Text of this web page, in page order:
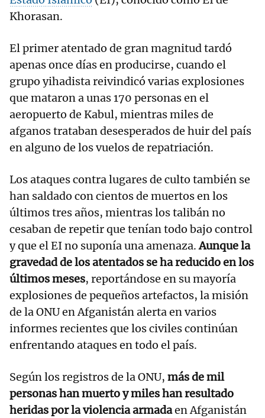
Khorasan.
El primer atentado de gran magnitud tardó
apenas once días en producirse, cuando el
grupo yihadista reivindicó varias explosiones
que mataron a unas 170 personas en el
aeropuerto de Kabul, mientras miles de
afganos trataban desesperados de huir del país
en alguno de los vuelos de repatriación.
Los ataques contra lugares de culto también se
han saldado con cientos de muertos en los
últimos tres años, mientras los talibán no
cesaban de repetir que tenían todo bajo control
y que el EI no suponía una amenaza.Aunque la
gravedad de los atentados se ha reducido en los
últimos meses, reportándose en su mayoría
explosiones de pequeños artefactos, la misión
de la ONU en Afganistán alerta en varios
informes recientes que los civiles continúan
enfrentando ataques en todo el país.
Según los registros de la ONU, más de mil
personas han muerto y miles han resultado
heridas por la violencia armadaen Afganistán